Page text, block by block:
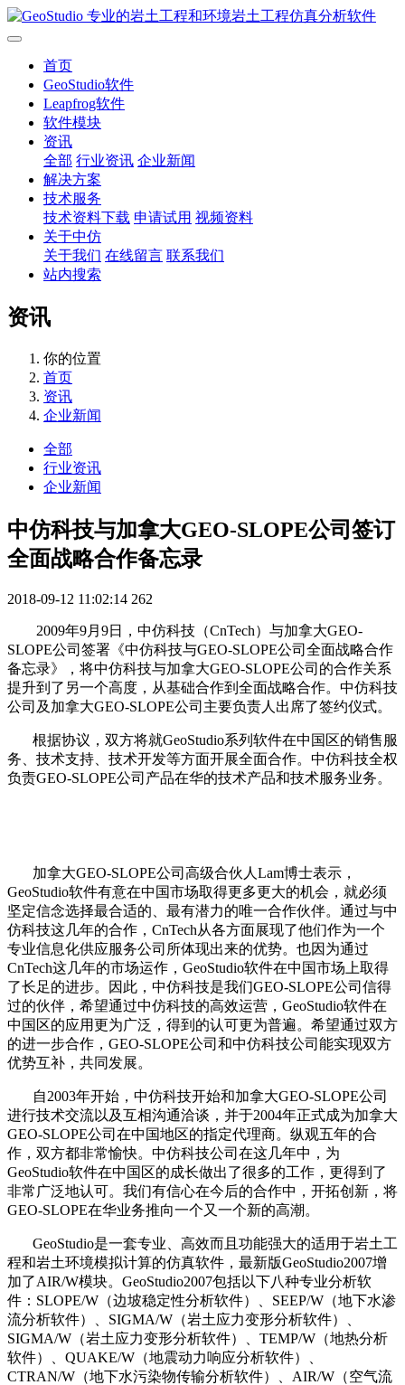
首页
GeoStudio软件
Leapfrog软件
软件模块
资讯
全部 行业资讯 企业新闻
解决方案
技术服务
技术资料下载 申请试用 视频资料
关于中仿
关于我们 在线留言 联系我们
站内搜索
资讯
你的位置
首页
资讯
企业新闻
全部
行业资讯
企业新闻
中仿科技与加拿大GEO-SLOPE公司签订
全面战略合作备忘录
2018-09-12 11:02:14 262
2009年9月9日，中仿科技（CnTech）与加拿大GEO-
SLOPE公司签署《中仿科技与GEO-SLOPE公司全面战略合作
备忘录》，将中仿科技与加拿大GEO-SLOPE公司的合作关系
提升到了另一个高度，从基础合作到全面战略合作。中仿科技
公司及加拿大GEO-SLOPE公司主要负责人出席了签约仪式。
根据协议，双方将就GeoStudio系列软件在中国区的销售服
务、技术支持、技术开发等方面开展全面合作。中仿科技全权
负责GEO-SLOPE公司产品在华的技术产品和技术服务业务。
加拿大GEO-SLOPE公司高级合伙人Lam博士表示，
GeoStudio软件有意在中国市场取得更多更大的机会，就必须
坚定信念选择最合适的、最有潜力的唯一合作伙伴。通过与中
仿科技这几年的合作，CnTech从各方面展现了他们作为一个
专业信息化供应服务公司所体现出来的优势。也因为通过
CnTech这几年的市场运作，GeoStudio软件在中国市场上取得
了长足的进步。因此，中仿科技是我们GEO-SLOPE公司信得
过的伙伴，希望通过中仿科技的高效运营，GeoStudio软件在
中国区的应用更为广泛，得到的认可更为普遍。希望通过双方
的进一步合作，GEO-SLOPE公司和中仿科技公司能实现双方
优势互补，共同发展。
自2003年开始，中仿科技开始和加拿大GEO-SLOPE公司
进行技术交流以及互相沟通洽谈，并于2004年正式成为加拿大
GEO-SLOPE公司在中国地区的指定代理商。纵观五年的合
作，双方都非常愉快。中仿科技公司在这几年中，为
GeoStudio软件在中国区的成长做出了很多的工作，更得到了
非常广泛地认可。我们有信心在今后的合作中，开拓创新，将
GEO-SLOPE在华业务推向一个又一个新的高潮。
GeoStudio是一套专业、高效而且功能强大的适用于岩土工
程和岩土环境模拟计算的仿真软件，最新版GeoStudio2007增
加了AIR/W模块。GeoStudio2007包括以下八种专业分析软
件：SLOPE/W（边坡稳定性分析软件）、SEEP/W（地下水渗
流分析软件）、SIGMA/W（岩土应力变形分析软件）、
SIGMA/W（岩土应力变形分析软件）、TEMP/W（地热分析
软件）、QUAKE/W（地震动力响应分析软件）、
CTRAN/W（地下水污染物传输分析软件）、AIR/W（空气流